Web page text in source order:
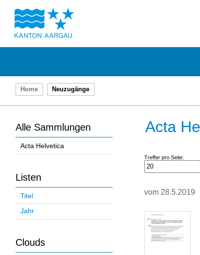
Home Neuzugänge
Alle Sammlungen
Acta Helvetica
Listen
Titel
Jahr
Clouds
Acta
Treffer pro Seite:
vom 28.5.2019